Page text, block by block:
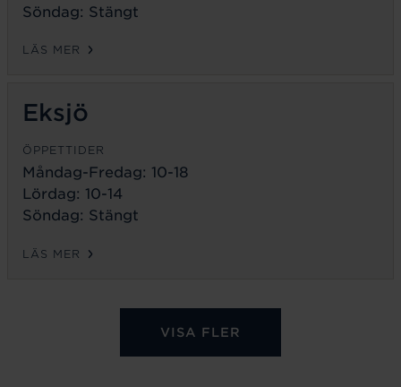
Söndag: Stängt
LÄS MER
Eksjö
ÖPPETTIDER
Måndag-Fredag: 10-18
Lördag: 10-14
Söndag: Stängt
LÄS MER
VISA FLER